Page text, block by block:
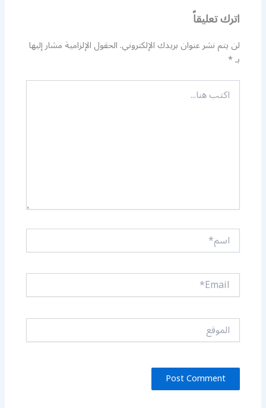
اترك تعليقاً
لن يتم نشر عنوان بريدك الإلكتروني.الحقول الإلزامية مشار إليها
بـ*
اكتب
هنا...
اسم*
Email*
الموقع